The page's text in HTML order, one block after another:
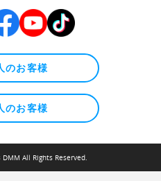
のお客様
のお客様
All Rights Reserved.